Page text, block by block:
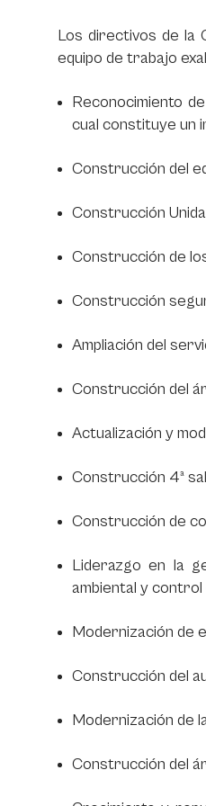
Los directivos de la
equipo de trabajo
Reconocimiento
cual constituye un
Construcción del
Construcción
Construcción de
Construcción
Ampliación del
Construcción del
Actualización y
Construcción 4ª
Construcción de
Liderazgo en la
ambiental y control
Modernización de
Construcción del
Modernización de
Construcción del